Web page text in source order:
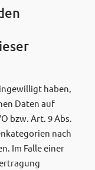
haben,
Daten auf
bzw. Art. 9 Abs.
nach
Im Falle einer